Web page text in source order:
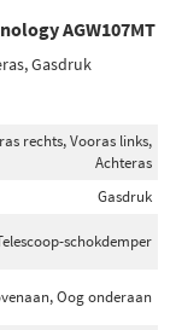
AGW107MT
Gasdruk
rechts, Vooras links,
Achteras
Gasdruk
schokdemper
Oog onderaan